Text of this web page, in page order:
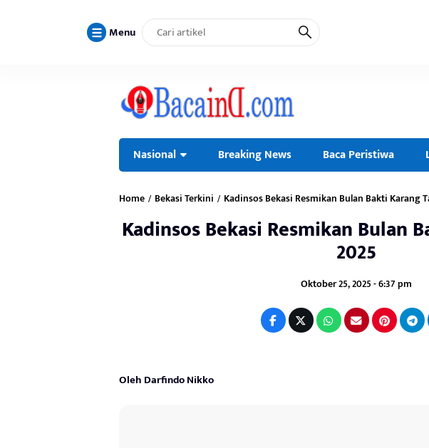
Menu
Nasional Breaking News Baca Peristiwa
Home / Bekasi Terkini / Kadinsos Bekasi Resmikan Bulan Bakti Karang
Kadinsos Bekasi Resmikan Bulan
2025
Oktober 25, 2025 - 6:37 pm
Oleh Darfindo Nikko